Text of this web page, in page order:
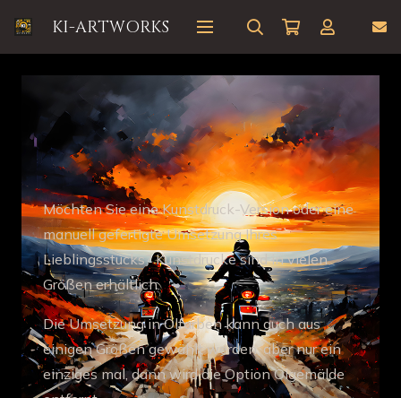
KI-ARTWORKS
Step 2a // Das
Produkttechnische:
Möchten Sie eine Kunstdruck-Version oder eine
manuell gefertigte Umsetzung Ihres
Lieblingsstücks? Kunstdrucke sind in vielen
Größen erhältlich.
Die Umsetzung in Ölfarben kann auch aus
einigen Größen gewählt werden, aber nur ein
einziges mal, dann wird die Option Ölgemälde